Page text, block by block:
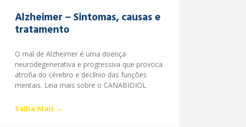
Alzheimer – Sintomas, causas e
tratamento
O mal de Alzheimer é uma doença
neurodegenerativa e progressiva que provoca
atrofia do cérebro e declínio das funções
mentais. Leia mais sobre o CANABIDIOL
Saiba Mais →